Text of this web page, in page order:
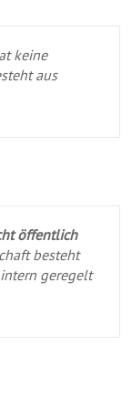
keine
aus
öffentlich
besteht
geregelt